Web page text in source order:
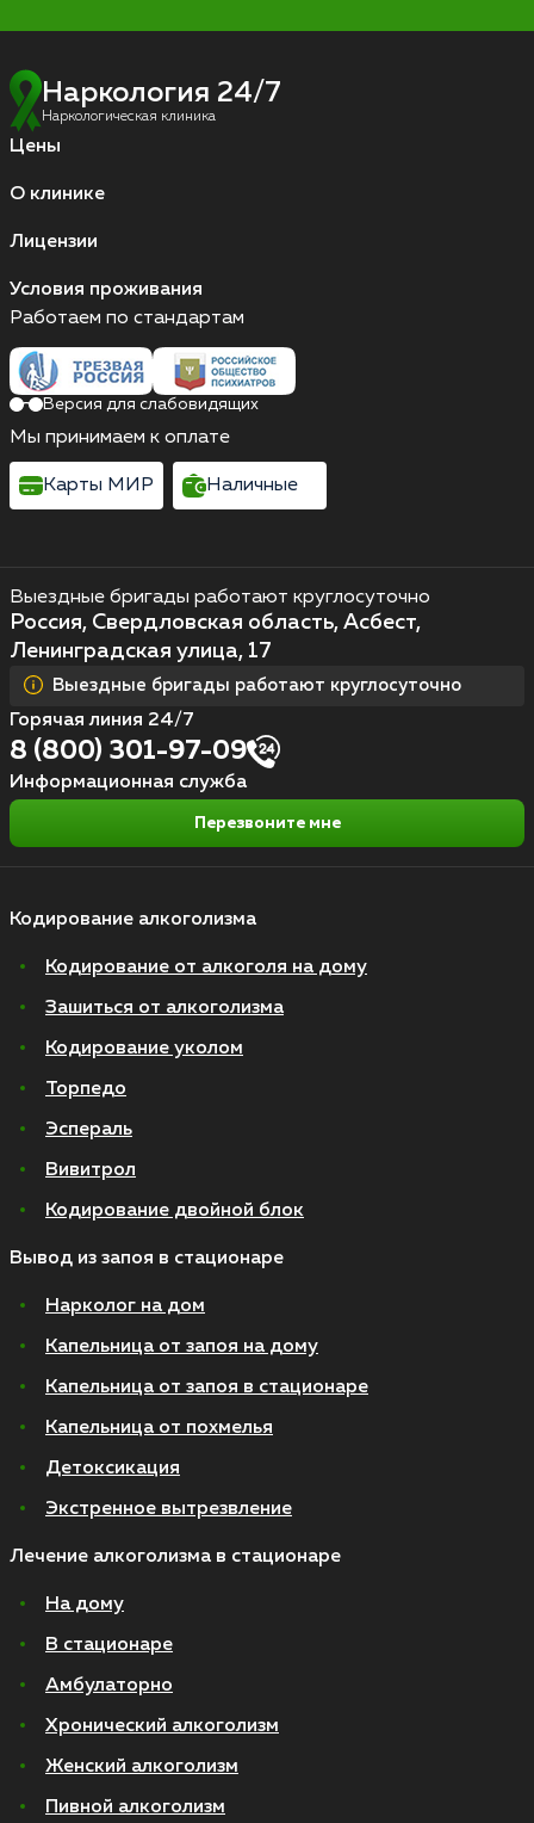
Наркология 24/7
Наркологическая клиника
Цены
О клинике
Лицензии
Условия проживания
Кодирование алкоголизма
Кодирование от алкоголя на дому
Зашиться от алкоголизма
Кодирование уколом
Торпедо
Эспераль
Вивитрол
Кодирование двойной блок
Вывод из запоя в стационаре
Нарколог на дом
Капельница от запоя на дому
Капельница от запоя в стационаре
Капельница от похмелья
Детоксикация
Экстренное вытрезвление
Лечение алкоголизма в стационаре
На дому
В стационаре
Амбулаторно
Хронический алкоголизм
Женский алкоголизм
Пивной алкоголизм
Выездные бригады работают круглосуточно
Россия, Свердловская область, Асбест,
Ленинградская улица, 17
Выездные бригады работают круглосуточно
Горячая линия 24/7
8 (800) 301-97-09
Информационная служба
Перезвоните мне
Работаем по стандартам
Версия для слабовидящих
Мы принимаем к оплате
Карты МИР Наличные